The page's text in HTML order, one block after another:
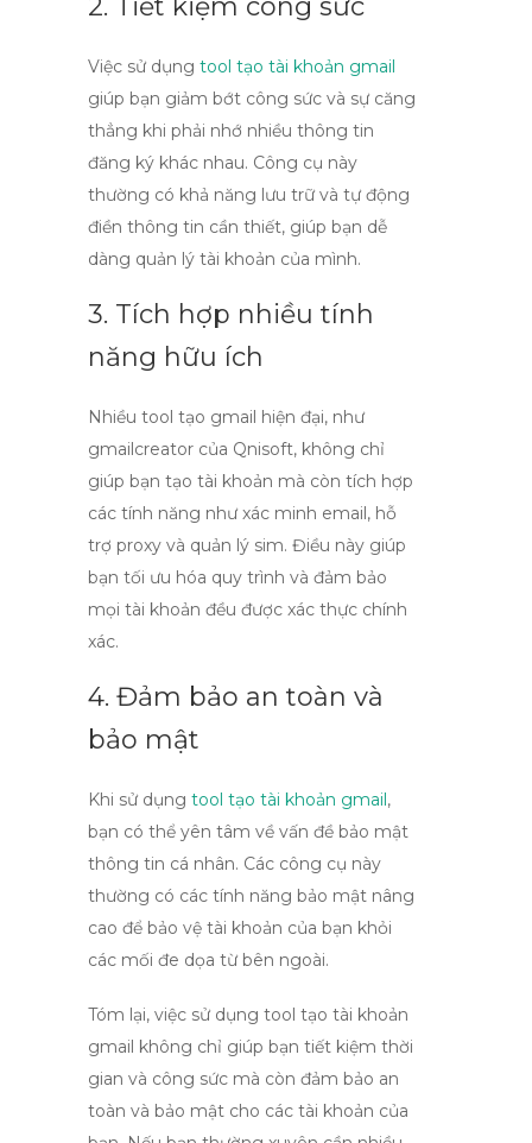
2. Tiết kiệm công sức
Việc sử dụng tool tạo tài khoản gmail
giúp bạn giảm bớt công sức và sự căng
thẳng khi phải nhớ nhiều thông tin
đăng ký khác nhau. Công cụ này
thường có khả năng lưu trữ và tự động
điền thông tin cần thiết, giúp bạn dễ
dàng quản lý tài khoản của mình.
3. Tích hợp nhiều tính
năng hữu ích
Nhiều tool tạo gmail hiện đại, như
gmailcreator của Qnisoft, không chỉ
giúp bạn tạo tài khoản mà còn tích hợp
các tính năng như xác minh email, hỗ
trợ proxy và quản lý sim. Điều này giúp
bạn tối ưu hóa quy trình và đảm bảo
mọi tài khoản đều được xác thực chính
xác.
4. Đảm bảo an toàn và
bảo mật
Khi sử dụng tool tạo tài khoản gmail,
bạn có thể yên tâm về vấn đề bảo mật
thông tin cá nhân. Các công cụ này
thường có các tính năng bảo mật nâng
cao để bảo vệ tài khoản của bạn khỏi
các mối đe dọa từ bên ngoài.
Tóm lại, việc sử dụng tool tạo tài khoản
gmail không chỉ giúp bạn tiết kiệm thời
gian và công sức mà còn đảm bảo an
toàn và bảo mật cho các tài khoản của